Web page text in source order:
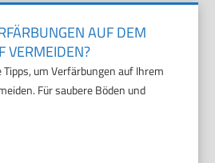
AUF DEM
VERMEIDEN?
um Verfärbungen auf Ihrem
Für saubere Böden und